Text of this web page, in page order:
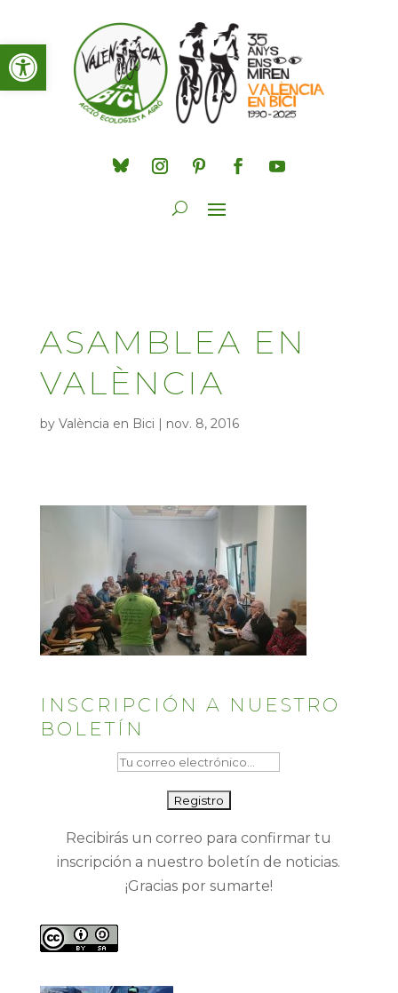
Obre la barra d'eines
ASAMBLEA EN
VALÈNCIA
by València en Bici | nov. 8, 2016
INSCRIPCIÓN A NUESTRO
BOLETÍN
Recibirás un correo para confirmar tu
inscripción a nuestro boletín de noticias.
¡Gracias por sumarte!